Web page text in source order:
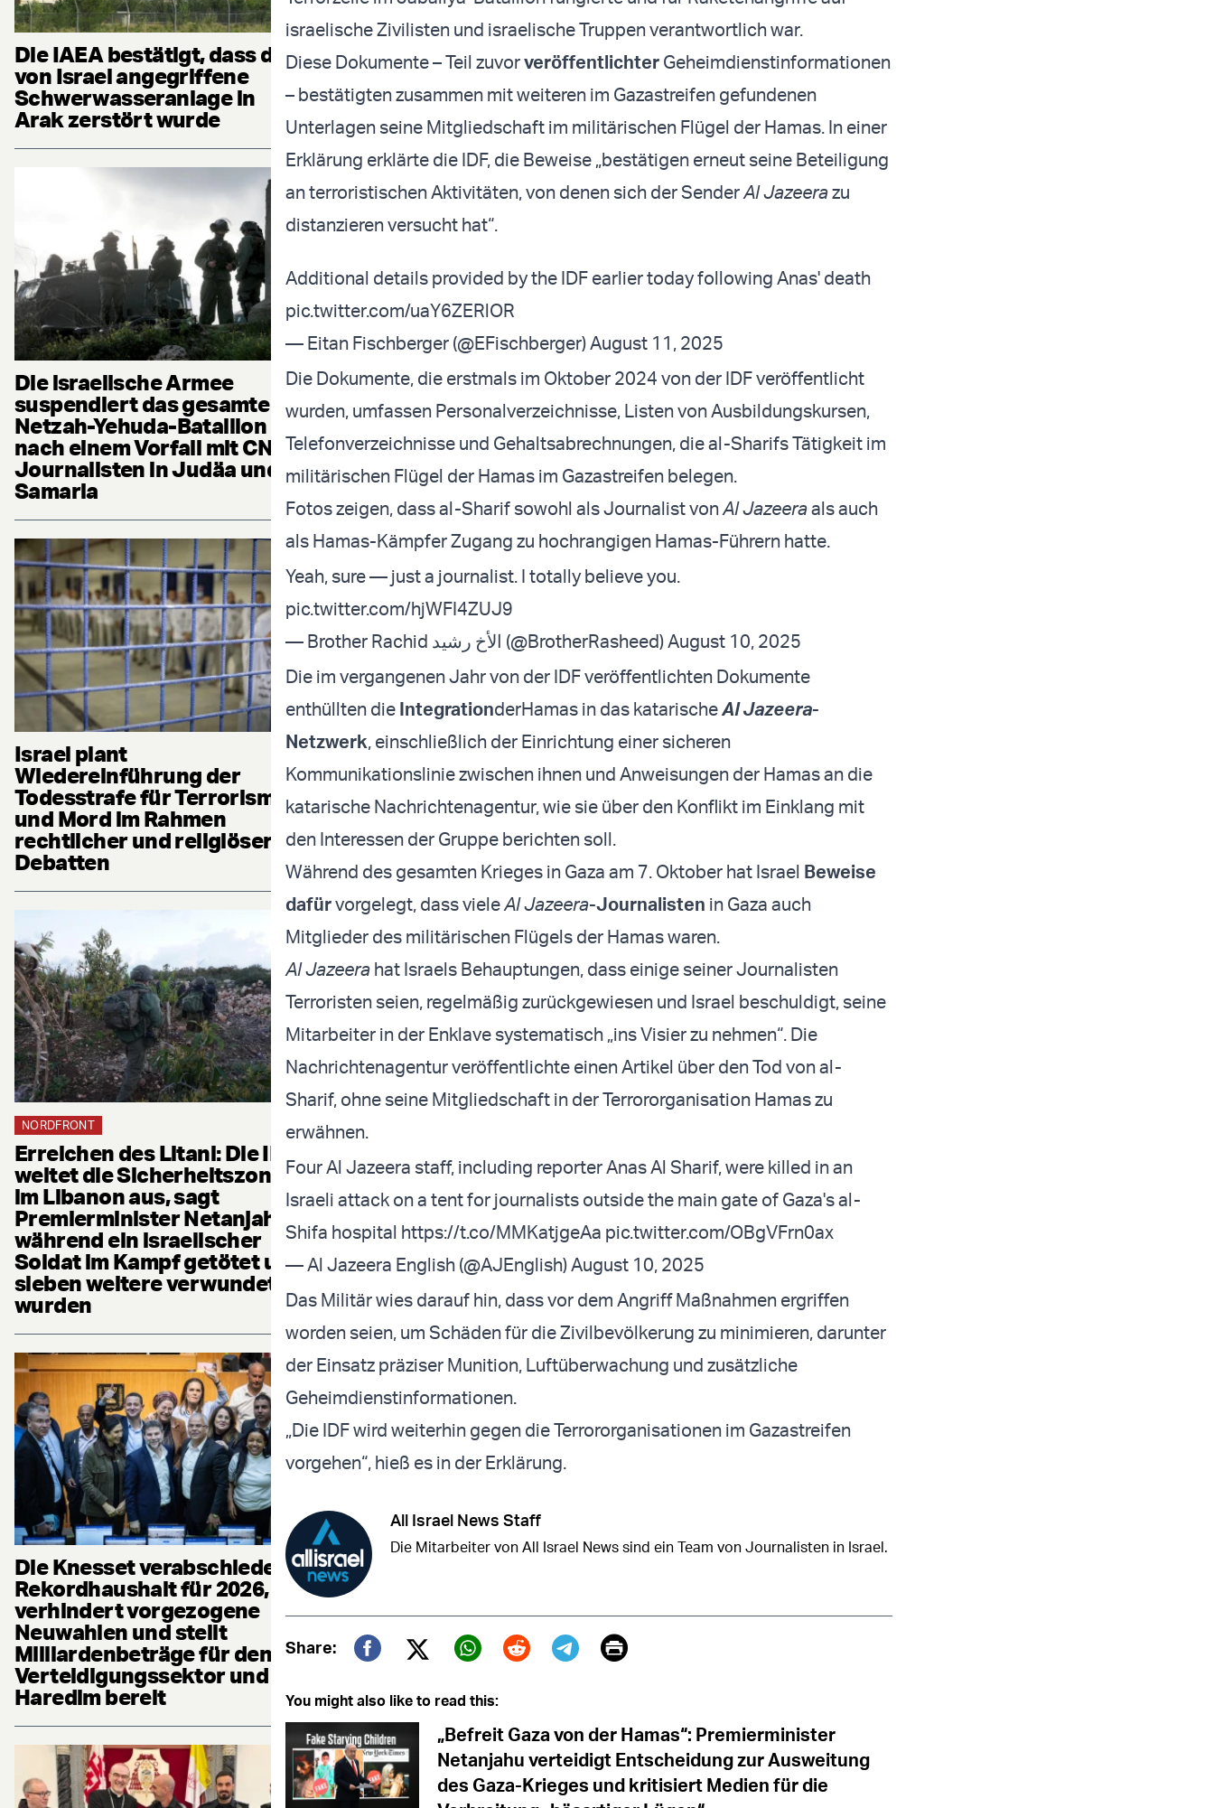
Die IAEA bestätigt, dass die
von Israel angegriffene
Schwerwasseranlage in
Arak zerstört wurde
Die israelische Armee
suspendiert das gesamte
Netzah-Yehuda-Bataillon
nach einem Vorfall mit CNN-
Journalisten in Judäa und
Samaria
Israel plant
Wiedereinführung der
Todesstrafe für Terrorismus
und Mord im Rahmen
rechtlicher und religiöser
Debatten
NORDFRONT
Erreichen des Litani: Die IDF
weitet die Sicherheitszone
im Libanon aus, sagt
Premierminister Netanjahu,
während ein israelischer
Soldat im Kampf getötet und
sieben weitere verwundet
wurden
Die Knesset verabschiedet
Rekordhaushalt für 2026,
verhindert vorgezogene
Neuwahlen und stellt
Milliardenbeträge für den
Verteidigungssektor und die
Haredim bereit
israelische Zivilisten und israelische Truppen verantwortlich war.
Diese Dokumente – Teil zuvorveröffentlichter Geheimdienstinformationen
– bestätigten zusammen mit weiteren im Gazastreifen gefundenen
Unterlagen seine Mitgliedschaft im militärischen Flügel der Hamas. In einer
Erklärung erklärte die IDF, die Beweise „bestätigen erneut seine Beteiligung
an terroristischen Aktivitäten, von denen sich der SenderAl Jazeerazu
distanzieren versucht hat“.
Additional details provided by the IDF earlier today following Anas' death
pic.twitter.com/uaY6ZERlOR
— Eitan Fischberger (@EFischberger)August 11, 2025
Die Dokumente, die erstmals im Oktober 2024 von der IDF veröffentlicht
wurden, umfassen Personalverzeichnisse, Listen von Ausbildungskursen,
Telefonverzeichnisse und Gehaltsabrechnungen, die al-Sharifs Tätigkeit im
militärischen Flügel der Hamas im Gazastreifen belegen.
Fotos zeigen, dass al-Sharif sowohl als Journalist vonAl Jazeeraals auch
als Hamas-Kämpfer Zugang zu hochrangigen Hamas-Führern hatte.
Yeah, sure — just a journalist. I totally believe you.
pic.twitter.com/hjWFI4ZUJ9
— Brother Rachid الأخ رشيد (@BrotherRasheed)August 10, 2025
Die im vergangenen Jahr von der IDF veröffentlichten Dokumente
enthüllten die IntegrationderHamas in das katarischeAl Jazeera-
Netzwerk, einschließlich der Einrichtung einer sicheren
Kommunikationslinie zwischen ihnen und Anweisungen der Hamas an die
katarische Nachrichtenagentur, wie sie über den Konflikt im Einklang mit
den Interessen der Gruppe berichten soll.
Während des gesamten Krieges in Gaza am 7. Oktober hat Israel Beweise
dafürvorgelegt, dass vieleAl Jazeera-Journalisten in Gaza auch
Mitglieder des militärischen Flügels der Hamas waren.
Al Jazeera hat Israels Behauptungen, dass einige seiner Journalisten
Terroristen seien, regelmäßig zurückgewiesen und Israel beschuldigt, seine
Mitarbeiter in der Enklave systematisch „ins Visier zu nehmen“. Die
Nachrichtenagentur veröffentlichte einen Artikel über den Tod von al-
Sharif, ohne seine Mitgliedschaft in der Terrororganisation Hamas zu
erwähnen.
Four Al Jazeera staff, including reporter Anas Al Sharif, were killed in an
Israeli attack on a tent for journalists outside the main gate of Gaza's al-
Shifa hospital https://t.co/MMKatjgeAa pic.twitter.com/OBgVFrn0ax
— Al Jazeera English (@AJEnglish)August 10, 2025
Das Militär wies darauf hin, dass vor dem Angriff Maßnahmen ergriffen
worden seien, um Schäden für die Zivilbevölkerung zu minimieren, darunter
der Einsatz präziser Munition, Luftüberwachung und zusätzliche
Geheimdienstinformationen.
„Die IDF wird weiterhin gegen die Terrororganisationen im Gazastreifen
vorgehen“, hieß es in der Erklärung.
All Israel News Staff
Die Mitarbeiter von All Israel News sind ein Team von Journalisten in Israel.
Share:
Twitter (X)
Print
You might also like to read this:
„Befreit Gaza von der Hamas“: Premierminister
Netanjahu verteidigt Entscheidung zur Ausweitung
des Gaza-Krieges und kritisiert Medien für die